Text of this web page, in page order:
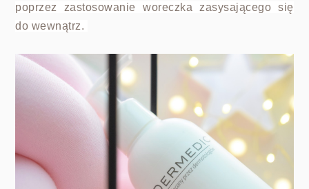
poprzez zastosowanie woreczka zasysającego się
do wewnątrz.